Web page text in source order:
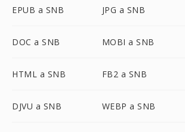
EPUB a SNB JPG a SNB
DOC a SNB MOBI a SNB
HTML a SNB FB2 a SNB
DJVU a SNB WEBP a SNB